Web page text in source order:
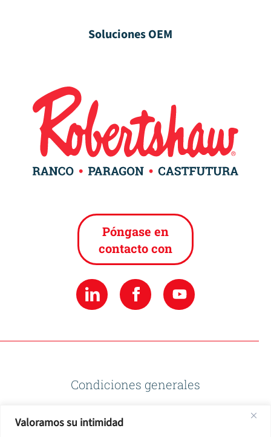
Valoramos su intimidad
Soluciones OEM
Póngase en
contacto con
Condiciones generales
Política de privacidad